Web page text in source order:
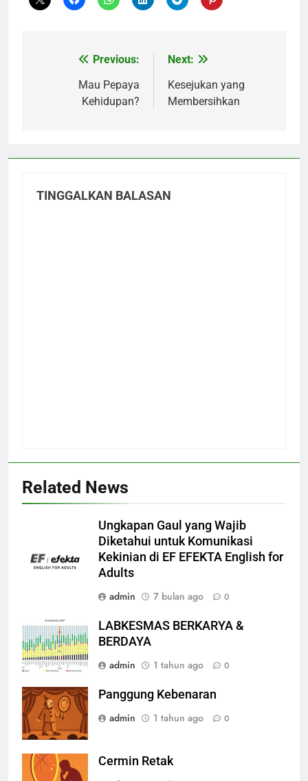
NavigasiPrevious:
Mau Pepaya
Kehidupan?
Next:
Kesejukan yang
Membersihkan
TINGGALKAN BALASAN
Related News
Ungkapan Gaul yang Wajib
Diketahui untuk Komunikasi
Kekinian di EF EFEKTA English for
Adults
admin
7 bulan ago 0
LABKESMAS BERKARYA &
BERDAYA
admin
1 tahun ago 0
Panggung Kebenaran
admin
1 tahun ago 0
Cermin Retak